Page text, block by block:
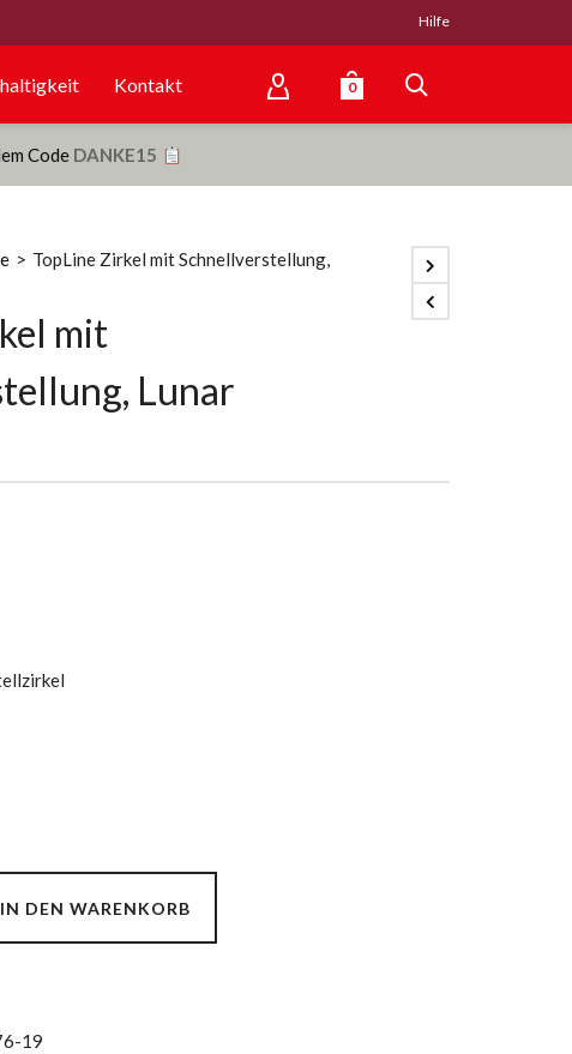
Hilfe
Kontakt 0
Code DANKE15
> TopLine Zirkel mit Schnellverstellung,
mit
Lunar
IN DEN WARENKORB
19